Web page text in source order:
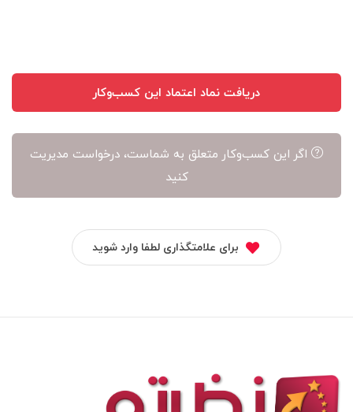
دریافت نماد اعتماد این کسب‌وکار
اگر این کسب‌وکار متعلق به شماست، درخواست مدیریت
کنید
برای علامتگذاری لطفا وارد شوید